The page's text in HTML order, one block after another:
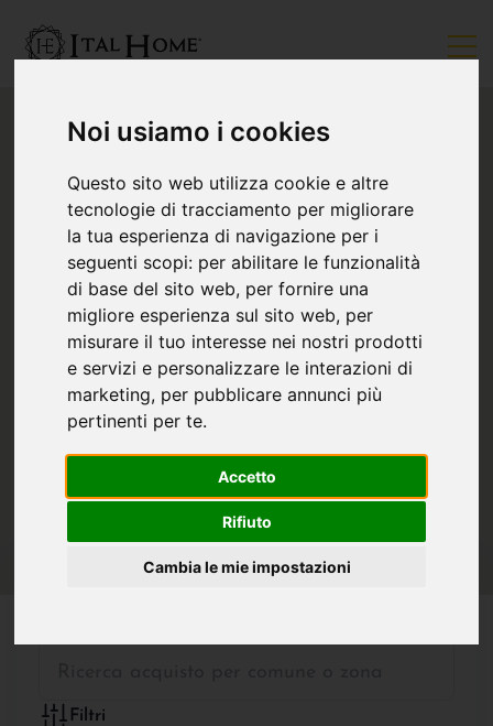
Noi usiamo i cookies
Questo sito web utilizza cookie e altre
tecnologie di tracciamento per migliorare
la tua esperienza di navigazione per i
seguenti scopi: per abilitare le funzionalità
di base del sito web, per fornire una
migliore esperienza sul sito web, per
misurare il tuo interesse nei nostri prodotti
e servizi e personalizzare le interazioni di
marketing, per pubblicare annunci più
pertinenti per te.
Accetto
Rifiuto
Cambia le mie impostazioni
Filtri